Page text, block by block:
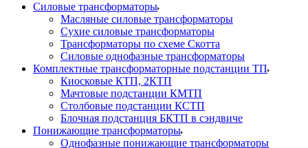
Силовые трансформаторы
Масляные силовые трансформаторы
Сухие силовые трансформаторы
Трансформаторы по схеме Скотта
Силовые однофазные трансформаторы
Комплектные трансформаторные подстанции ТП
Киосковые КТП, 2КТП
Мачтовые подстанции КМТП
Столбовые подстанции КСТП
Блочная подстанция БКТП в сэндвиче
Понижающие трансформаторы
Однофазные понижающие трансформаторы